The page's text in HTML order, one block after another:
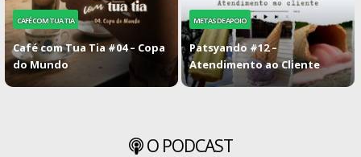
CAFÉ COM TUA TIA
Café com Tua Tia #04 – Copa
do Mundo
METAS DE APOIO
Patsyando #12 –
Atendimento ao Cliente
O PODCAST